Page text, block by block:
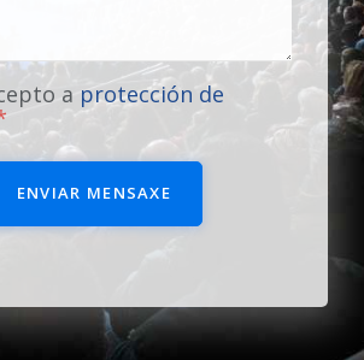
a protección de
ENVIAR MENSAXE